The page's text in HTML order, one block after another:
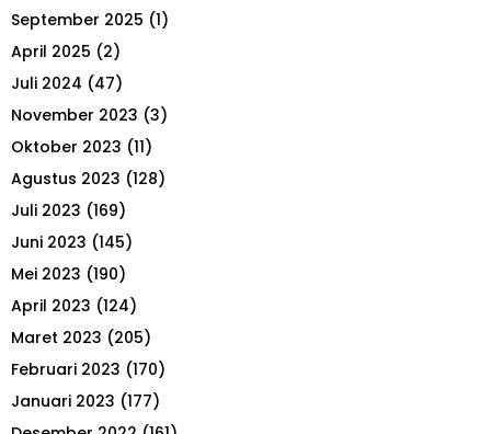
September 2025 (1)
April 2025 (2)
Juli 2024 (47)
November 2023 (3)
Oktober 2023 (11)
Agustus 2023 (128)
Juli 2023 (169)
Juni 2023 (145)
Mei 2023 (190)
April 2023 (124)
Maret 2023 (205)
Februari 2023 (170)
Januari 2023 (177)